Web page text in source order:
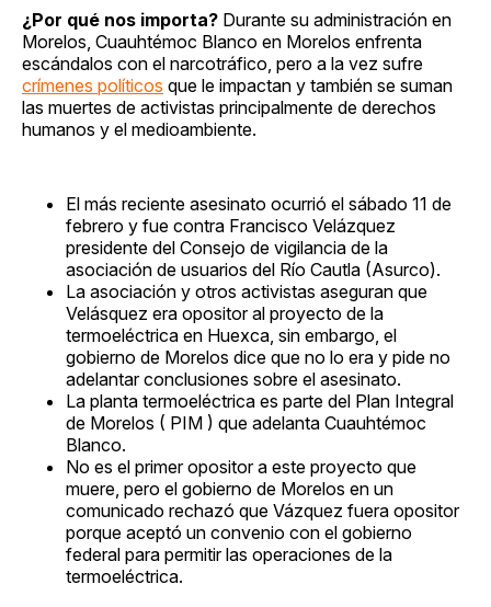
¿Por qué nos importa? Durante su administración en
Morelos, Cuauhtémoc Blanco en Morelos enfrenta
escándalos con el narcotráfico, pero a la vez sufre
crímenes políticos que le impactan y también se suman
las muertes de activistas principalmente de derechos
humanos y el medioambiente.
El más reciente asesinato ocurrió el sábado 11 de
febrero y fue contra Francisco Velázquez
presidente del Consejo de vigilancia de la
asociación de usuarios del Río Cautla (Asurco).
La asociación y otros activistas aseguran que
Velásquez era opositor al proyecto de la
termoeléctrica en Huexca, sin embargo, el
gobierno de Morelos dice que no lo era y pide no
adelantar conclusiones sobre el asesinato.
La planta termoeléctrica es parte del Plan Integral
de Morelos ( PIM ) que adelanta Cuauhtémoc
Blanco.
No es el primer opositor a este proyecto que
muere, pero el gobierno de Morelos en un
comunicado rechazó que Vázquez fuera opositor
porque aceptó un convenio con el gobierno
federal para permitir las operaciones de la
termoeléctrica.